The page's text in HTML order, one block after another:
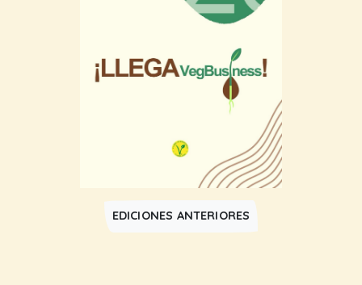
EDICIONES ANTERIORES